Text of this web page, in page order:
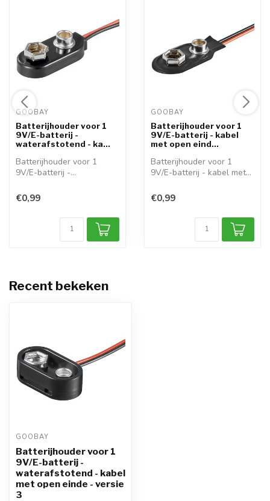
GOOBAY
Batterijhouder voor 1
9V/E-batterij -
waterafstotend - ka...
Batterijhouder voor 1
9V/E-batterij -
€0,99
GOOBAY
Batterijhouder voor 1
9V/E-batterij - kabel
met open eind...
Batterijhouder voor 1
9V/E-batterij - kabel met
€0,99
Recent bekeken
GOOBAY
Batterijhouder voor 1
9V/E-batterij -
waterafstotend - kabel
met open einde - versie
3